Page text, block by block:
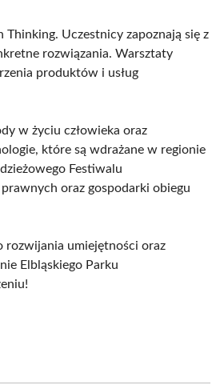
Uczestnicy zapoznają się z
rozwiązania. Warsztaty
produktów i usług
w życiu człowieka oraz
które są wdrażane w regionie
Festiwalu
oraz gospodarki obiegu
rozwijania umiejętności oraz
Elbląskiego Parku